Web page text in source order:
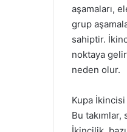
aşamaları,
grup
sahiptir.
noktaya
neden olur.
Kupa İkincisi
Bu